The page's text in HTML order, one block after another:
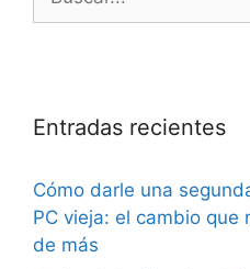
Entradas recientes
Cómo darle una
PC vieja: el cambio que
de más